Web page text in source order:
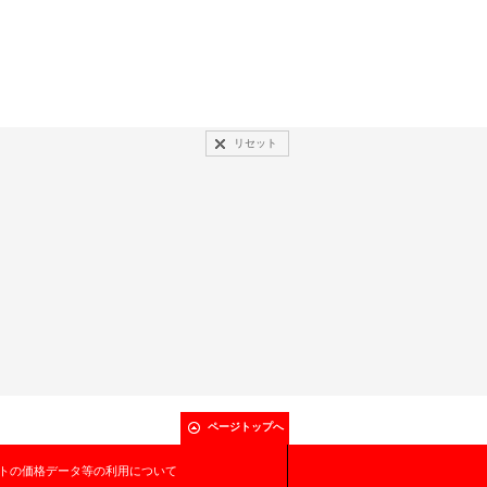
リセット
ページトップへ
の価格データ等の利用について